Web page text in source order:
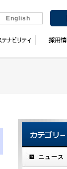
English
ニュース